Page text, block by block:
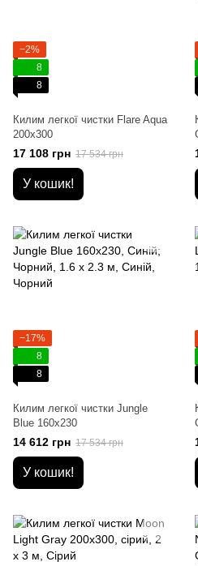
−2%
8
8
Килим легкої чистки Flare Aqua
200x300
17 108 грн 17 534 грн
У кошик!
−17%
8
8
Килим легкої чистки Jungle
Blue 160x230
14 612 грн 17 534 грн
У кошик!